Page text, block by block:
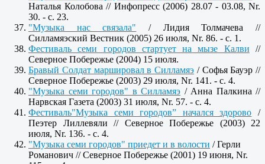
Наталья Колобова // Инфопресс (2006) 28.07 - 03.08, Nr.
30. - c. 23.
"Музыка нас связала" / Лидия Толмачева //
Силламяэский Вестник (2005) 26 июля, Nr. 86. - c. 1.
Фестиваль семи городов стартует на мызе Калви //
Северное Побережье (2004) 15 июля.
Бравый Солдат маршировал в Силламяэ / Софья Бауэр //
Северное Побережье (2003) 29 июля, Nr. 141. - c. 4.
"Музыка семи городов" в Силламяэ / Анна Палкина //
Нарвская Газета (2003) 31 июля, Nr. 57. - c. 4.
Фестиваль"Музыка семи городов” начался здорово /
Пеэтер Лиллевяли // Северное Побережье (2003) 22
июля, Nr. 136. - c. 4.
"Музыка семи городов" приедет и в волости / Герли
Романович // Северное Побережье (2001) 19 июня, Nr.